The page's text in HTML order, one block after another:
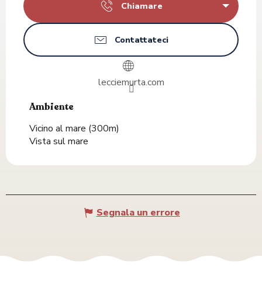
Chiamare
Contattateci
lecciemurta.com
Ambiente
Ambiente
Vicino al mare (300m)
Vista sul mare
Segnala un errore